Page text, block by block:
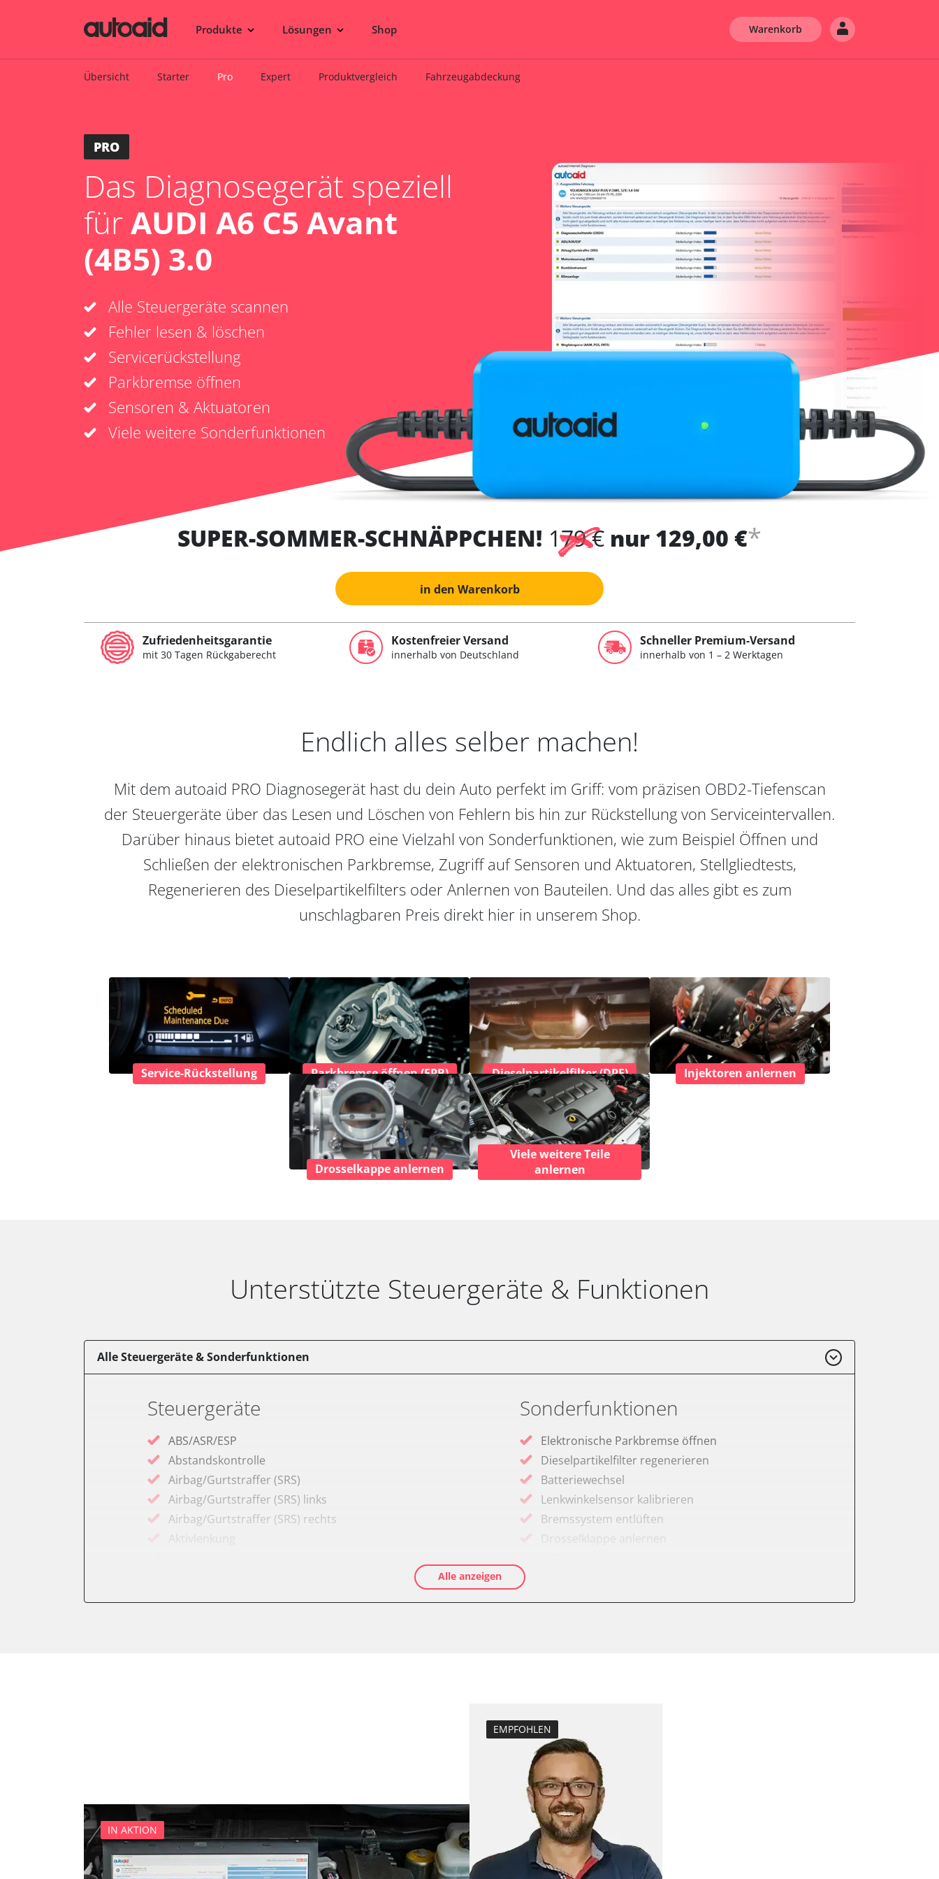
Produkte Lösungen Shop Warenkorb
Übersicht Starter Pro Expert Produktvergleich Fahrzeugabdeckung
PRO
Das Diagnosegerät speziell
fürAUDI A6 C5 Avant
(4B5) 3.0
Alle Steuergeräte scannen
Fehler lesen & löschen
Servicerückstellung
Parkbremse öffnen
Sensoren & Aktuatoren
Viele weitere Sonderfunktionen
SUPER-SOMMER-SCHNÄPPCHEN! 179 € nur 129,00 €*
in den Warenkorb
Zufriedenheitsgarantie
mit 30 Tagen Rückgaberecht
Kostenfreier Versand
innerhalb von Deutschland
Schneller Premium-Versand
innerhalb von 1 – 2 Werktagen
Endlich alles selber machen!
Mit dem autoaid PRO Diagnosegerät hast du dein Auto perfekt im Griff: vom präzisen OBD2-Tiefenscan
der Steuergeräte über das Lesen und Löschen von Fehlern bis hin zur Rückstellung von Serviceintervallen.
Darüber hinaus bietet autoaid PRO eine Vielzahl von Sonderfunktionen, wie zum Beispiel Öffnen und
Schließen der elektronischen Parkbremse, Zugriff auf Sensoren und Aktuatoren, Stellgliedtests,
Regenerieren des Dieselpartikelfilters oder Anlernen von Bauteilen. Und das alles gibt es zum
unschlagbaren Preis direkt hier in unserem Shop.
Service-Rückstellung Parkbremse öffnen (EPB) Dieselpartikelfilter (DPF) Injektoren anlernen
Drosselkappe anlernen
Viele weitere Teile
anlernen
Unterstützte Steuergeräte & Funktionen
Alle Steuergeräte & Sonderfunktionen
Steuergeräte
ABS/ASR/ESP
Abstandskontrolle
Airbag/Gurtstraffer (SRS)
Airbag/Gurtstraffer (SRS) links
Airbag/Gurtstraffer (SRS) rechts
Aktivlenkung
Fernlichtassistent
Feststellbremse (EPB / SBC)
Gateway
Getriebesteuerung
Sonderfunktionen
Elektronische Parkbremse öffnen
Dieselpartikelfilter regenerieren
Batteriewechsel
Lenkwinkelsensor kalibrieren
Bremssystem entlüften
Drosselklappe anlernen
Dieselpartikelfilter wechseln
Differenzdruck Sensor anlernen
Einspritzdüsen anlernen
Elektronische Parkbremse schließen
Grundeinstellung
Injektor Adaptionswerte zurücksetzen
Injektoren einstellen
Kodierung der Reifendruckvariante
Alle anzeigen
IN AKTION
EMPFOHLEN